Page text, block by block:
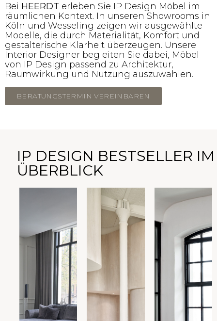
Bei HEERDT erleben Sie IP Design Möbel im
räumlichen Kontext. In unseren Showrooms in
Köln und Wesseling zeigen wir ausgewählte
Modelle, die durch Materialität, Komfort und
gestalterische Klarheit überzeugen. Unsere
Interior Designer begleiten Sie dabei, Möbel
von IP Design passend zu Architektur,
Raumwirkung und Nutzung auszuwählen.
BERATUNGSTERMIN VEREINBAREN
IP DESIGN BESTSELLER IM
ÜBERBLICK